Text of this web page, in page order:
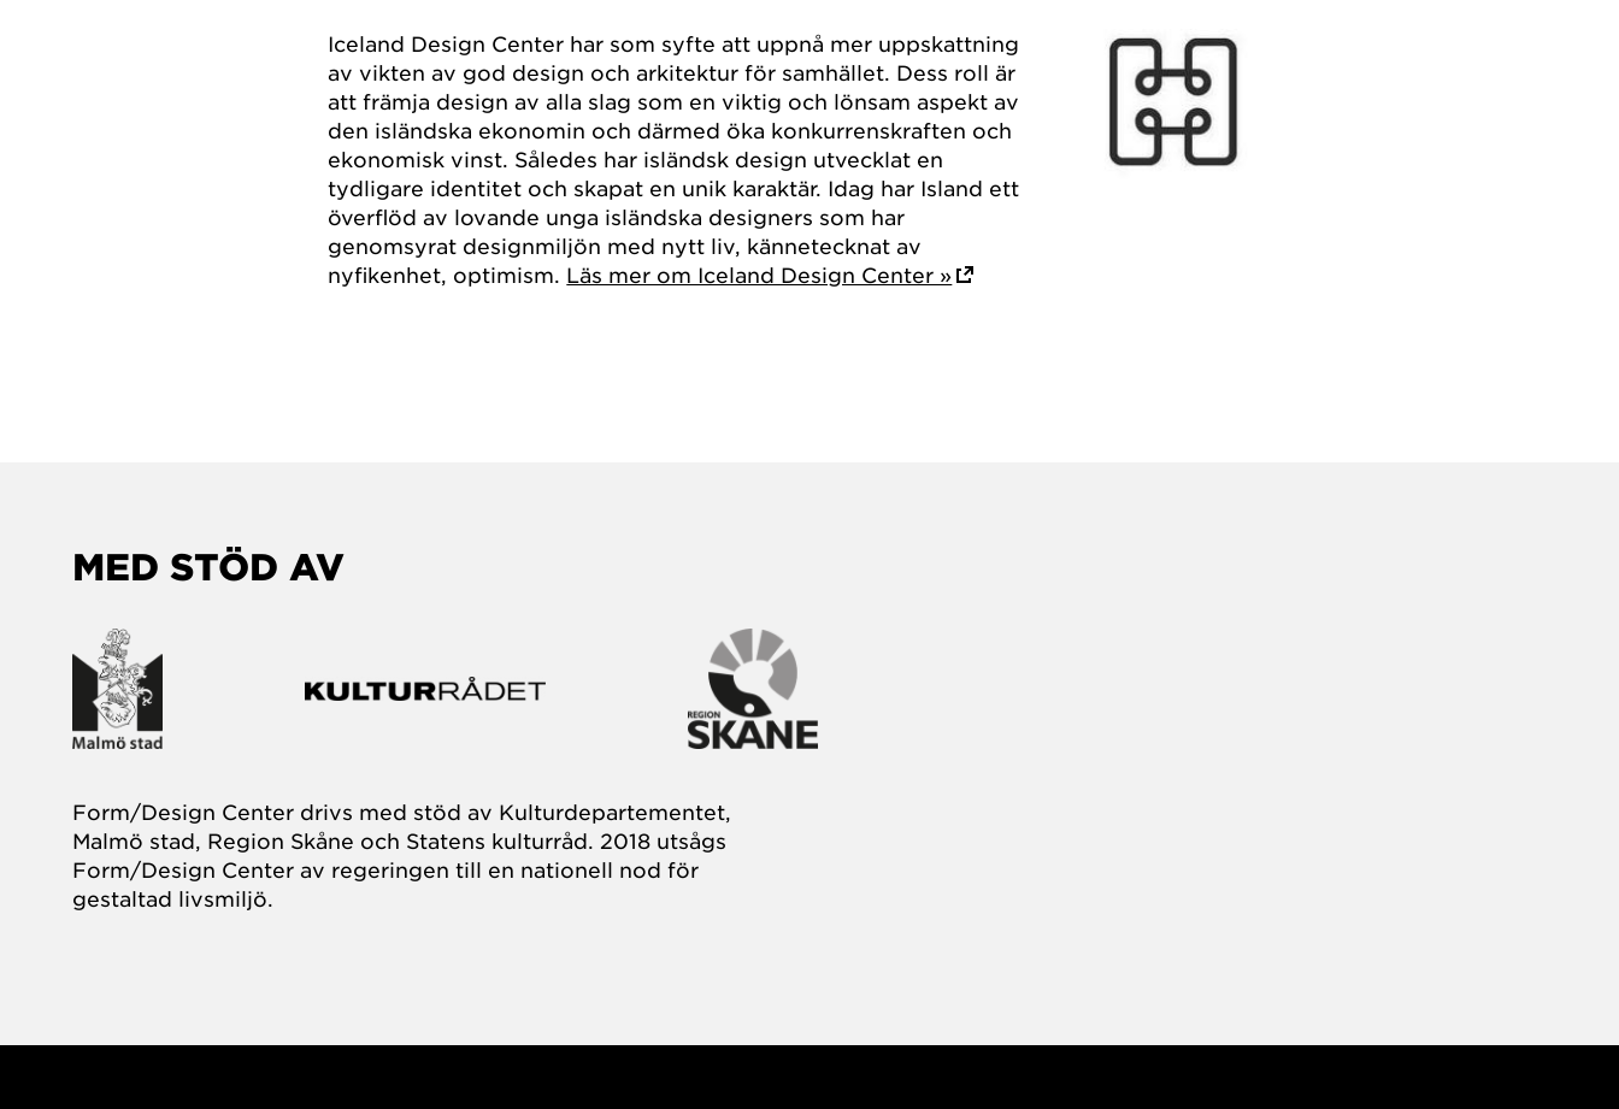
Iceland Design Center har som syfte att uppnå mer uppskattning
av vikten av god design och arkitektur för samhället. Dess roll är
att främja design av alla slag som en viktig och lönsam aspekt av
den isländska ekonomin och därmed öka konkurrenskraften och
ekonomisk vinst. Således har isländsk design utvecklat en
tydligare identitet och skapat en unik karaktär. Idag har Island ett
överflöd av lovande unga isländska designers som har
genomsyrat designmiljön med nytt liv, kännetecknat av
nyfikenhet, optimism. Läs mer om Iceland Design Center »
MED STÖD AV
Form/Design Center drivs med stöd av Kulturdepartementet,
Malmö stad, Region Skåne och Statens kulturråd. 2018 utsågs
Form/Design Center av regeringen till en nationell nod för
gestaltad livsmiljö.